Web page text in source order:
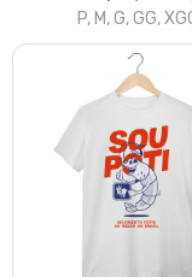
P, M, G, GG,